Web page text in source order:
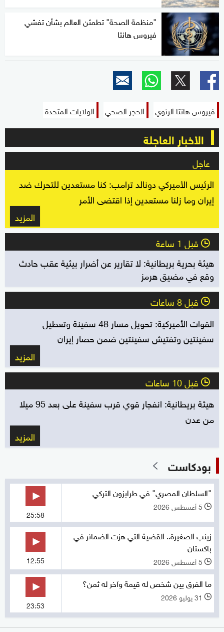
"منظمة الصحة" تطمئن العالم بشأن تفشي
فيروس هانتا
فيروس هانتا الرئوي الحجر الصحي الولايات المتحدة
الأخبار العاجلة
عاجل
الرئيس الأميركي دونالد ترامب: كنا مستعدين للتحرك ضد
إيران وما زلنا مستعدين إذا اقتضى الأمر
المزيد
l قبل 1 ساعة
هيئة بحرية بريطانية: لا تقارير عن أضرار بيئية عقب حادث
وقع في مضيق هرمز
l قبل 8 ساعات
القوات الأميركية: تحويل مسار 48 سفينة وتعطيل
سفينتين وتفتيش سفينتين ضمن حصار إيران
المزيد
l قبل 10 ساعات
هيئة بريطانية: انفجار قوي قرب سفينة على بعد 95 ميلا
من عدن
المزيد
بودكاست
"السلطان المصري" في طرابزون التركي
l 5 أغسطس 2026
25:58
زينب الصغيرة.. القضية التي هزت الضمائر في
باكستان
l 5 أغسطس 2026 12:55
ما الفرق بين شخص له قيمة وآخر له ثمن؟
l 31 يوليو 2026
23:53